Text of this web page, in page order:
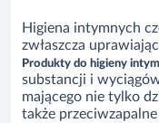
Higiena intymnych
zwłaszcza
Produkty do higieny
substancji i
mającego nie tylko
także